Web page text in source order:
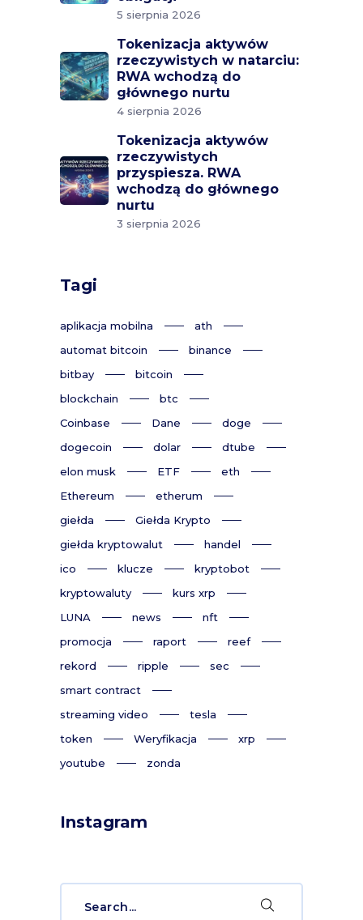
5 sierpnia 2026
Tokenizacja aktywów
rzeczywistych w natarciu:
RWA wchodzą do
głównego nurtu
4 sierpnia 2026
Tokenizacja aktywów
rzeczywistych
przyspiesza. RWA
wchodzą do głównego
nurtu
3 sierpnia 2026
Tagi
aplikacja mobilna
ath
automat bitcoin
binance
bitbay
bitcoin
blockchain
btc
Coinbase
Dane
doge
dogecoin
dolar
dtube
elon musk
ETF
eth
Ethereum
etherum
giełda
Giełda Krypto
giełda kryptowalut
handel
ico
klucze
kryptobot
kryptowaluty
kurs xrp
LUNA
news
nft
promocja
raport
reef
rekord
ripple
sec
smart contract
streaming video
tesla
token
Weryfikacja
xrp
youtube
zonda
Instagram